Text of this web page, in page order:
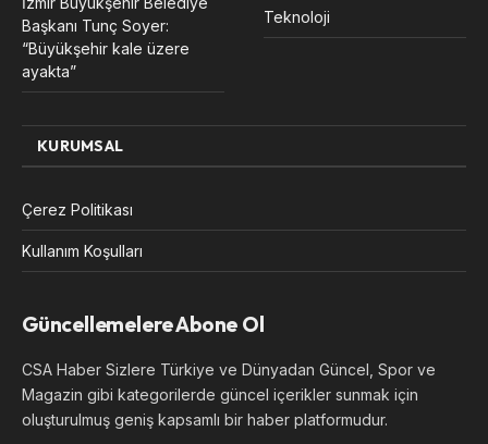
Başkanı Tunç Soyer:
“Büyükşehir kale üzere
ayakta”
Teknoloji
KURUMSAL
Çerez Politikası
Kullanım Koşulları
Güncellemelere Abone Ol
CSA Haber Sizlere Türkiye ve Dünyadan Güncel, Spor ve
Magazin gibi kategorilerde güncel içerikler sunmak için
oluşturulmuş geniş kapsamlı bir haber platformudur.